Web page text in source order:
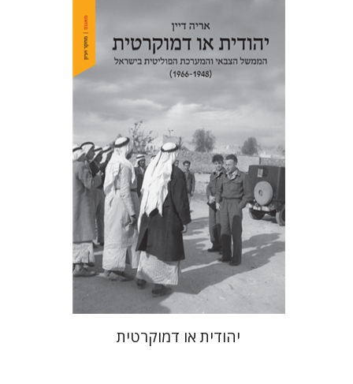
אריה דיין
הנחת אתר ספר מודפס
$35
$32
יהודית או דמוקרטית